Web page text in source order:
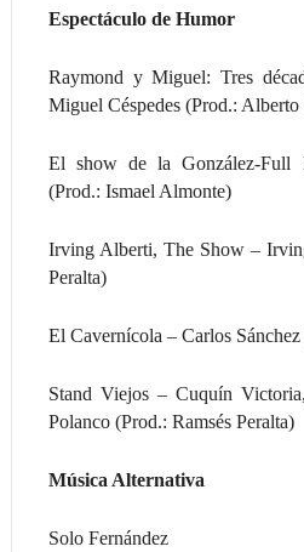
Espectáculo de Humor
Raymond y Miguel: Tres
Miguel Céspedes (Prod.:
El show de la González-Full
(Prod.: Ismael Almonte)
Irving Alberti, The Show –
Peralta)
El Cavernícola – Carlos
Stand Viejos – Cuquín
Polanco (Prod.: Ramsés Peralta)
Música Alternativa
Solo Fernández